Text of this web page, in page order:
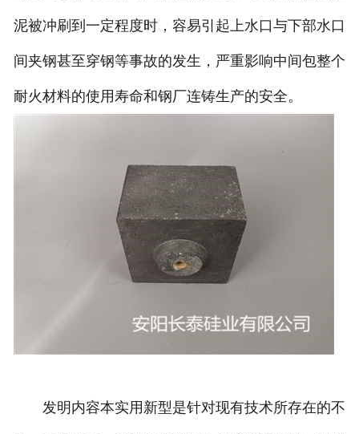
泥被冲刷到一定程度时，容易引起上水口与下部水口
间夹钢甚至穿钢等事故的发生，严重影响中间包整个
耐火材料的使用寿命和钢厂连铸生产的安全。
发明内容本实用新型是针对现有技术所存在的不